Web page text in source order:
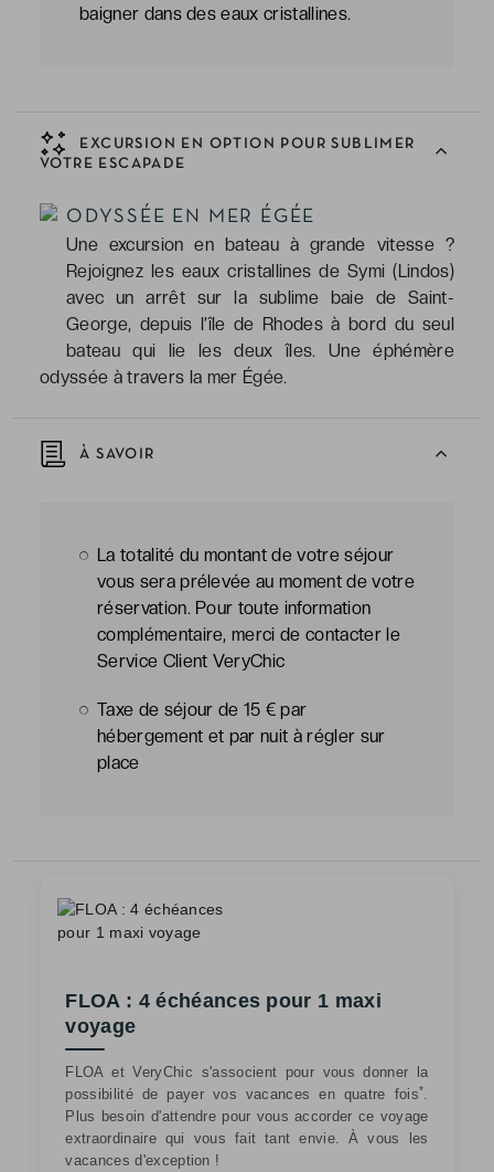
baigner dans des eaux cristallines.
À SAVOIR
La totalité du montant de votre séjour
vous sera prélevée au moment de votre
réservation. Pour toute information
complémentaire, merci de contacter le
Service Client VeryChic
Taxe de séjour de 15 € par
hébergement et par nuit à régler sur
place
FLOA : 4 échéances pour 1 maxi
voyage
FLOA et VeryChic s'associent pour vous donner la
possibilité de payer vos vacances en quatre fois*
Plus besoin d'attendre pour vous accorder ce voyage
extraordinaire qui vous fait tant envie. À vous les
vacances d'exception !
EXCURSION EN OPTION POUR SUBLIMER
VOTRE ESCAPADE
ODYSSÉE EN MER ÉGÉE
Une excursion en bateau à grande vitesse ?
Rejoignez les eaux cristallines de Symi (Lindos)
avec un arrêt sur la sublime baie de Saint-
George, depuis l’île de Rhodes à bord du seul
bateau qui lie les deux îles. Une éphémère
odyssée à travers la mer Égée.